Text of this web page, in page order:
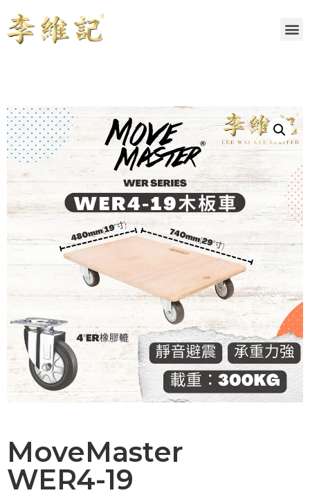
MoveMaster
WER4-19